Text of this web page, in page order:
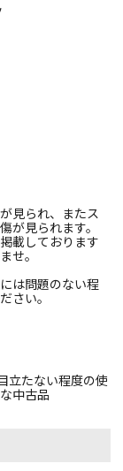
見られ、またス
が見られます。
載しております
せ。
は問題のない程
さい。
立たない程度の使
中古品